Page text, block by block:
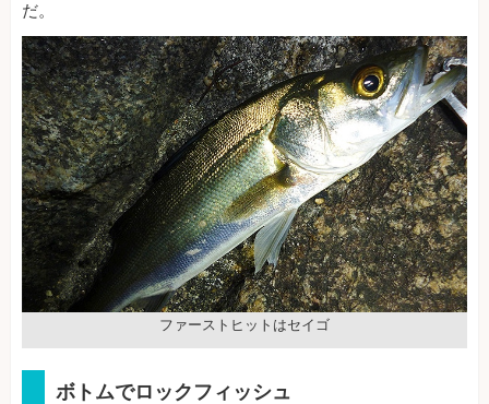
だ。
ファーストヒットはセイゴ
ボトムでロックフィッシュ